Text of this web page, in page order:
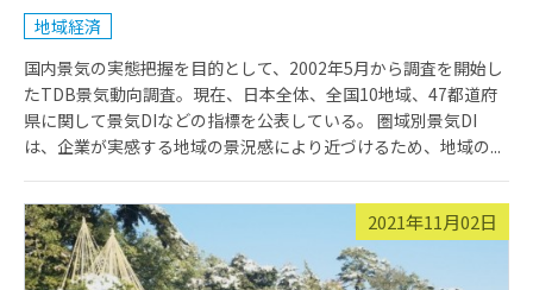
地域経済
国内景気の実態把握を目的として、2002年5月から調査を開始し
たTDB景気動向調査。現在、日本全体、全国10地域、47都道府
県に関して景気DIなどの指標を公表している。 圏域別景気DI
は、企業が実感する地域の景況感により近づけるため、地域の...
2021年11月02日